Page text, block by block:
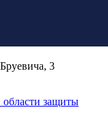
3
защиты